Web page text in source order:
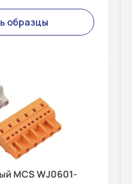
образцы
MCS WJ0601-